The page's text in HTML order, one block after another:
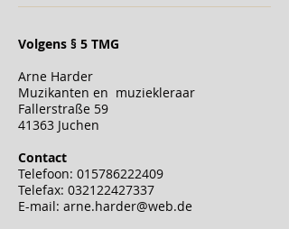
Volgens § 5 TMG
Arne Harder
Muzikanten en muziekleraar
Fallerstraße 59
41363 Juchen
Contact
Telefoon: 015786222409
Telefax: 032122427337
E-mail: arne.harder@web.de